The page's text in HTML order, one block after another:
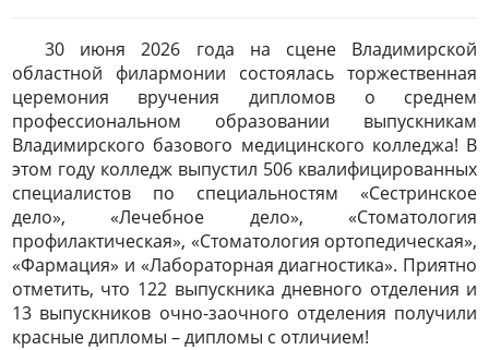
30 июня 2026 года на сцене Владимирской
областной филармонии состоялась торжественная
церемония вручения дипломов о среднем
профессиональном образовании выпускникам
Владимирского базового медицинского колледжа! В
этом году колледж выпустил 506 квалифицированных
специалистов по специальностям «Сестринское
дело», «Лечебное дело», «Стоматология
профилактическая», «Стоматология ортопедическая»,
«Фармация» и «Лабораторная диагностика». Приятно
отметить, что 122 выпускника дневного отделения и
13 выпускников очно-заочного отделения получили
красные дипломы – дипломы с отличием!